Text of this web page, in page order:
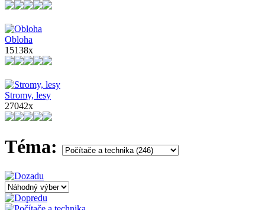
Obloha
15138x
Stromy, lesy
27042x
Téma: